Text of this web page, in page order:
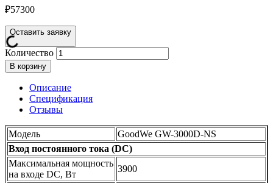
₽57300
Оставить заявку
Количество
В корзину
Описание
Спецификация
Отзывы
Модель
GoodWe GW-3000D-NS
Вход постоянного тока (DC)
Максимальная мощность
на входе DC, Вт
3900